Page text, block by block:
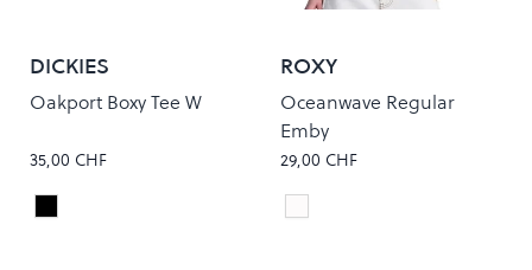
DICKIES
Oakport Boxy Tee W
35,00 CHF
Colour
Black
ROXY
Oceanwave Regular
Emby
29,00 CHF
Colour
Egret